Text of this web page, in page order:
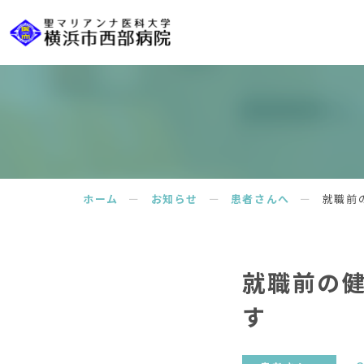
ホーム ー お知らせ ー 患者さんへ ー 就職前
就職前の
す